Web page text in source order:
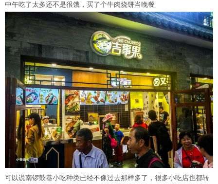
中午吃了太多还不是很饿，买了个牛肉烧饼当晚餐
可以说南锣鼓巷小吃种类已经不像过去那样多了，很多小吃店也都转